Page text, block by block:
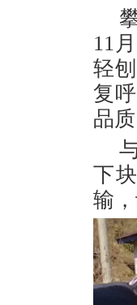
11
轻
复
品
下
输